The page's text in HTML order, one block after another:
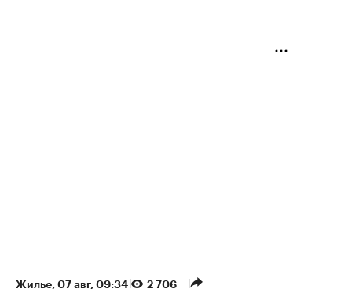
Жилье⁠, 07 авг, 09:34 2 706